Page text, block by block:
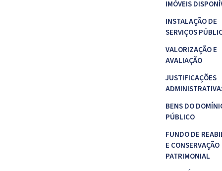
IMÓVEIS
INSTALAÇÃO DE
SERVIÇOS
VALORIZAÇÃO E
AVALIAÇÃO
JUSTIFICAÇÕES
BENS DO
PÚBLICO
FUNDO DE
E CONSERVAÇÃO
PATRIMONIAL